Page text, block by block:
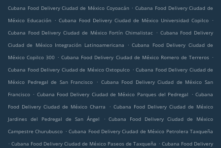
Cubana Food Delivery Ciudad de México Coyoacán . Cubana Food Delivery Ciudad de
México Educación . Cubana Food Delivery Ciudad de México Universidad Copilco .
Cubana Food Delivery Ciudad de México Fortín Chimalistac . Cubana Food Delivery
Ciudad de México Integración Latinoamericana
. Cubana Food Delivery Ciudad de
México Copilco 300 . Cubana Food Delivery Ciudad de México Romero de Terreros .
Cubana Food Delivery Ciudad de México Oxtopulco . Cubana Food Delivery Ciudad de
México Pedregal de San Francisco
. Cubana Food Delivery Ciudad de México San
Francisco . Cubana Food Delivery Ciudad de México Parques del Pedregal . Cubana
Food Delivery Ciudad de México Charra
. Cubana Food Delivery Ciudad de México
Jardines del Pedregal de San Ángel
. Cubana Food Delivery Ciudad de México
Campestre Churubusco . Cubana Food Delivery Ciudad de México Petrolera Taxqueña
. Cubana Food Delivery Ciudad de México Paseos de Taxqueña . Cubana Food Delivery